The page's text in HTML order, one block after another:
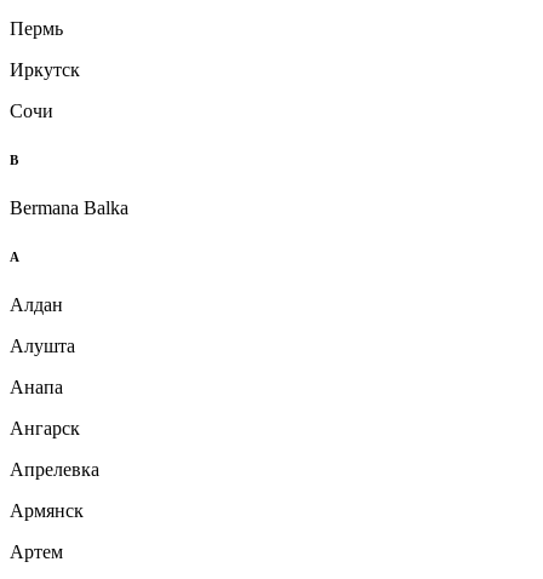
Пермь
Иркутск
Сочи
B
Bermana Balka
А
Алдан
Алушта
Анапа
Ангарск
Апрелевка
Армянск
Артем